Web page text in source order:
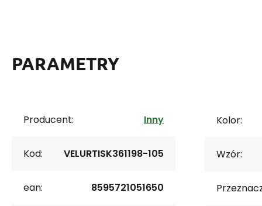
PARAMETRY
Producent: Inny
Kod: VELURTISK361198-105
ean: 8595721051650
Kolor:
Wzór: